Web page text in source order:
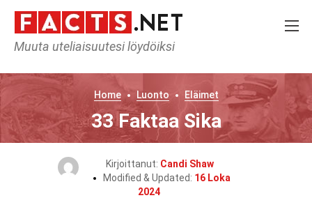
Muuta uteliaisuutesi löydöiksi
Home Luonto Eläimet
33 Faktaa Sika
Kirjoittanut: Candi Shaw
Modified & Updated: 16 Loka
2024